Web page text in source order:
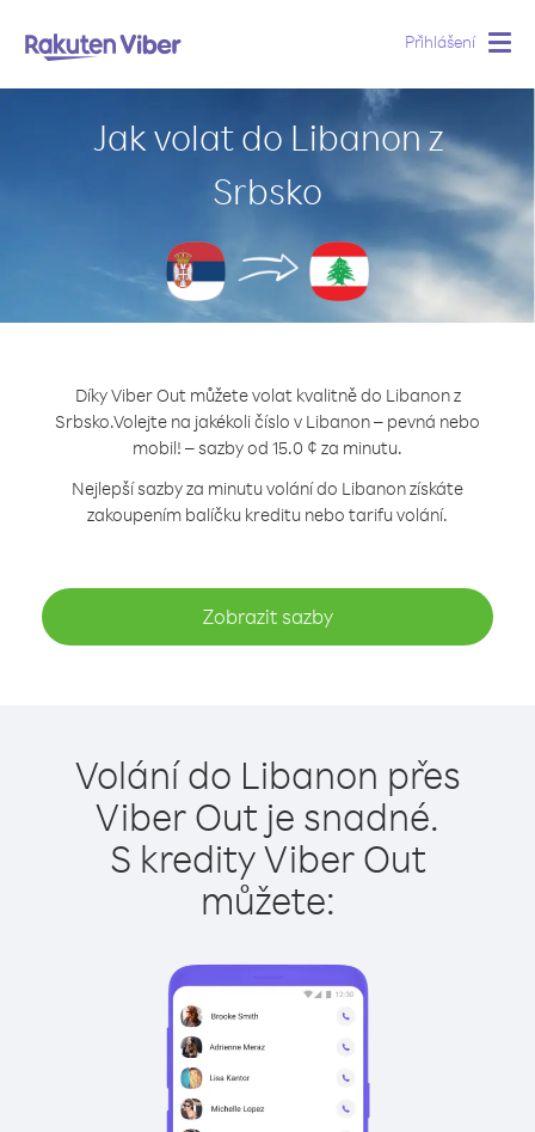
Přihlášení
Jak volat do Libanon z
Srbsko
Díky Viber Out můžete volat kvalitně do Libanon z
Srbsko.Volejte na jakékoli číslo v Libanon – pevná nebo
mobil! – sazby od 15.0 ¢ za minutu.
Nejlepší sazby za minutu volání do Libanon získáte
zakoupením balíčku kreditu nebo tarifu volání.
Zobrazit sazby
Volání do Libanon přes
Viber Out je snadné.
S kredity Viber Out
můžete: